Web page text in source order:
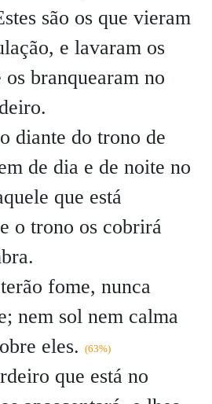
são os que vieram
e lavaram os
os branquearam no
diante do trono de
de dia e de noite no
que está
o trono os cobrirá
fome, nunca
nem sol nem calma
eles. (63%)
que está no